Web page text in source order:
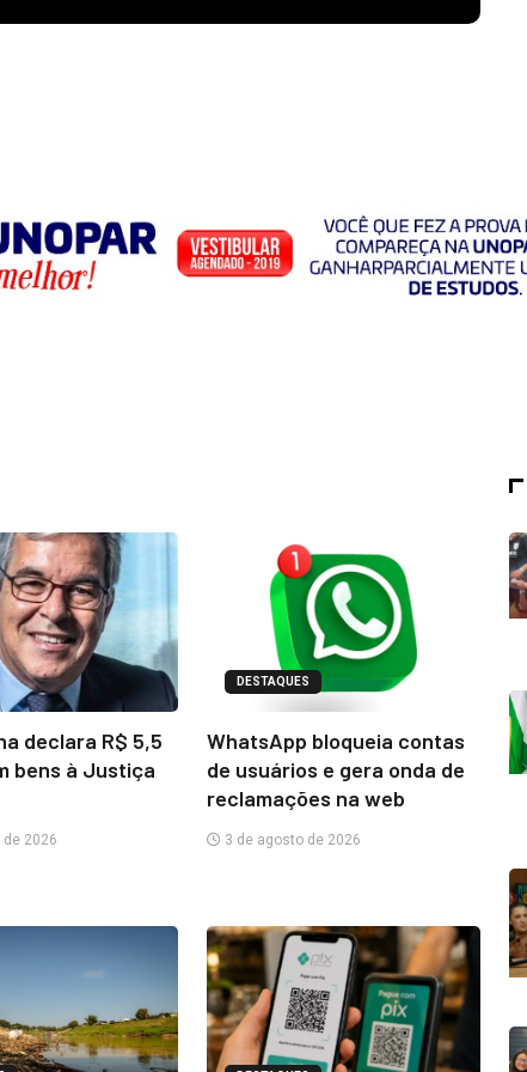
declara R$ 5,5
bens à Justiça
2026
DESTAQUES
WhatsApp bloqueia contas
de usuários e gera onda de
reclamações na web
3 de agosto de 2026